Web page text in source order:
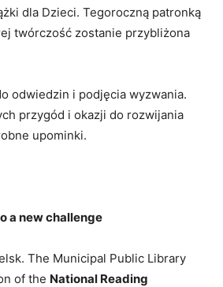
dla Dzieci. Tegoroczną patronką
twórczość zostanie przybliżona
odwiedzin i podjęcia wyzwania.
przygód i okazji do rozwijania
upominki.
a new challenge
The Municipal Public Library
of the National Reading